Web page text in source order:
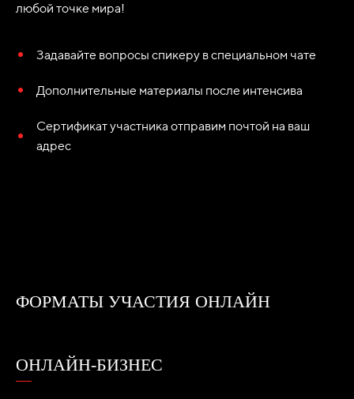
любой точке мира!
Задавайте вопросы спикеру в специальном чате
Дополнительные материалы после интенсива
Сертификат участника отправим почтой на ваш
адрес
ФОРМАТЫ УЧАСТИЯ ОНЛАЙН
ОНЛАЙН-БИЗНЕС